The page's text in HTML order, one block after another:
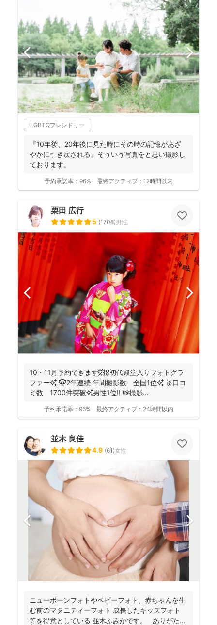
LGBTQフレンドリー
『10年後、20年後に見た時にその時の記憶があざ
やかに引き戻される』そういう写真をと思い撮影し
ております。
予約承諾率： 96% 最終アクティブ： 12時間以内
栗田 広行
5 (1708)男性
10・11月予約できます🍁🎖初代殿堂入りフォトグラ
ファー✨ 🏆2年連続 年間撮影数 全国1位✨ 🥇口コ
ミ数 1700件突破✨男性1位‼️ 📸撮影...
予約承諾率： 96% 最終アクティブ： 24時間以内
並木 良佳
4.9 (61)女性
ニューボーンフォトやベビーフォト、赤ちゃんを生
む前のマタニティーフォト 成長したキッズフォト
等を得意としている 並木ふみかです。 ありがた...